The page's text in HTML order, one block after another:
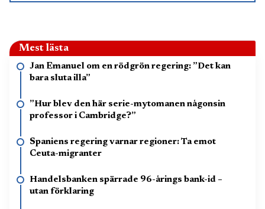
Mest lästa
Jan Emanuel om en rödgrön regering: ”Det kan
bara sluta illa”
”Hur blev den här serie-mytomanen någonsin
professor i Cambridge?”
Spaniens regering varnar regioner: Ta emot
Ceuta-migranter
Handelsbanken spärrade 96-årings bank-id –
utan förklaring